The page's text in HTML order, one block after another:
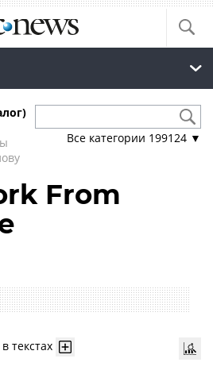
Все категории 199124 ▼
From
текстах